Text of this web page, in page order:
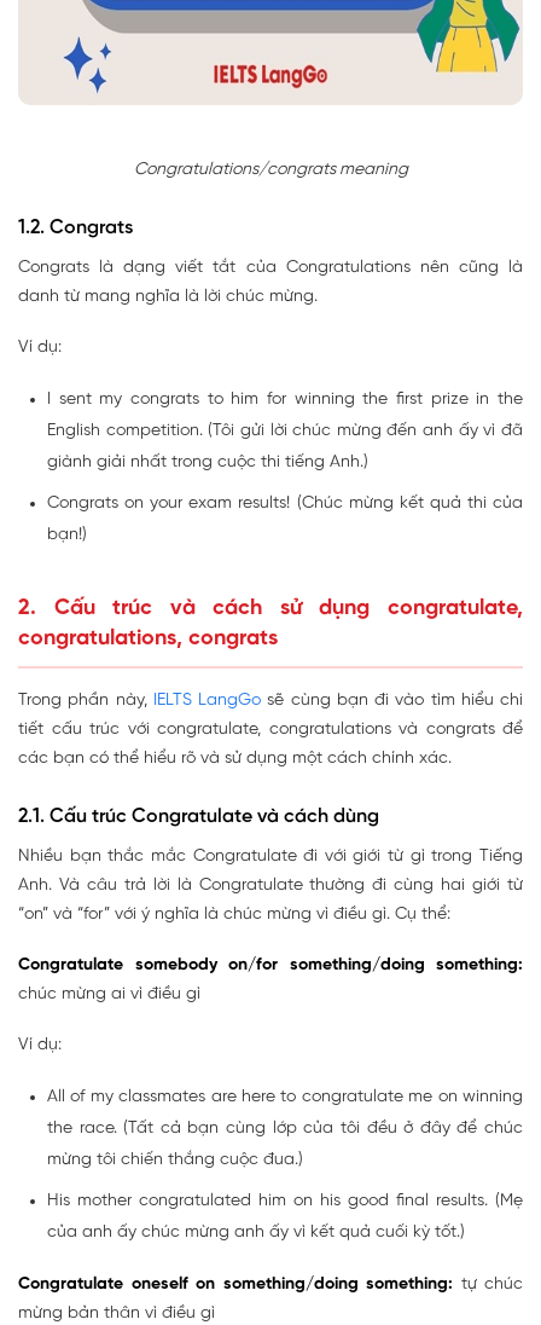
Congratulations/congrats meaning
1.2. Congrats
Congrats là dạng viết tắt của Congratulations nên cũng là
danh từ mang nghĩa là lời chúc mừng.
Ví dụ:
I sent my congrats to him for winning the first prize in the
English competition. (Tôi gửi lời chúc mừng đến anh ấy vì đã
giành giải nhất trong cuộc thi tiếng Anh.)
Congrats on your exam results! (Chúc mừng kết quả thi của
bạn!)
2. Cấu trúc và cách sử dụng congratulate,
congratulations, congrats
Trong phần này, IELTS LangGo sẽ cùng bạn đi vào tìm hiểu chi
tiết cấu trúc với congratulate, congratulations và congrats để
các bạn có thể hiểu rõ và sử dụng một cách chính xác.
2.1. Cấu trúc Congratulate và cách dùng
Nhiều bạn thắc mắc Congratulate đi với giới từ gì trong Tiếng
Anh. Và câu trả lời là Congratulate thường đi cùng hai giới từ
“on” và “for” với ý nghĩa là chúc mừng vì điều gì. Cụ thể:
Congratulate somebody on/for something/doing something:
chúc mừng ai vì điều gì
Ví dụ:
All of my classmates are here to congratulate me on winning
the race. (Tất cả bạn cùng lớp của tôi đều ở đây để chúc
mừng tôi chiến thắng cuộc đua.)
His mother congratulated him on his good final results. (Mẹ
của anh ấy chúc mừng anh ấy vì kết quả cuối kỳ tốt.)
Congratulate oneself on something/doing something: tự chúc
mừng bản thân vì điều gì